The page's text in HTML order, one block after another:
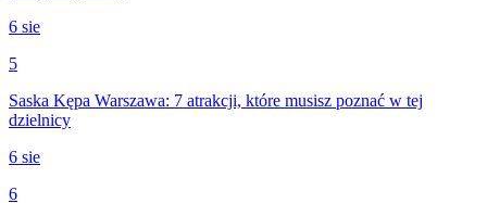
6 sie
5
Saska Kępa Warszawa: 7 atrakcji, które musisz poznać w tej
dzielnicy
6 sie
6